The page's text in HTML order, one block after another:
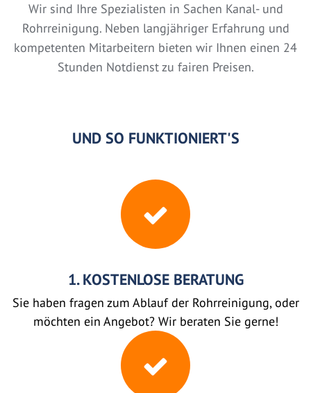
Wir sind Ihre Spezialisten in Sachen Kanal- und
Rohrreinigung. Neben langjähriger Erfahrung und
kompetenten Mitarbeitern bieten wir Ihnen einen 24
Stunden Notdienst zu fairen Preisen.
UND SO FUNKTIONIERT'S
1. KOSTENLOSE BERATUNG
Sie haben fragen zum Ablauf der Rohrreinigung, oder
möchten ein Angebot? Wir beraten Sie gerne!